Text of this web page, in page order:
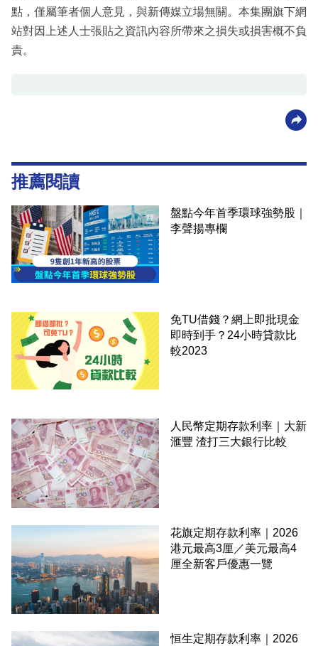
點，僅屬筆者個人意見，與新傳媒立場無關。本集團旗下網
站對因上述人士張貼之資訊內容所帶來之損失或損害概不負
責。
推薦閱讀
盤點今年首季環球強勢股｜
李聲揚專欄
免TU借錢？網上即批現金
即時到手？24小時貸款比
較2023
人民幣定期存款利率｜大新
滙豐 渣打三大銀行比較
花旗定期存款利率｜2026
港元最高3厘／美元最高4
厘全新客戶優惠一覽
恒生定期存款利率｜2026